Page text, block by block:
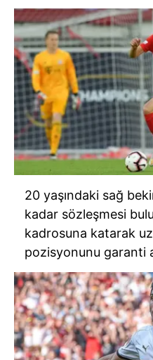
20 yaşındaki sağ
kadar sözleşmesi
kadrosuna katarak
pozisyonunu garanti